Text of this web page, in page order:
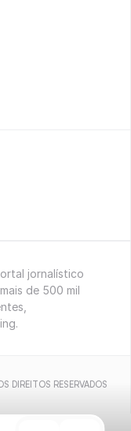
jornalístico
de 500 mil
DIREITOS RESERVADOS